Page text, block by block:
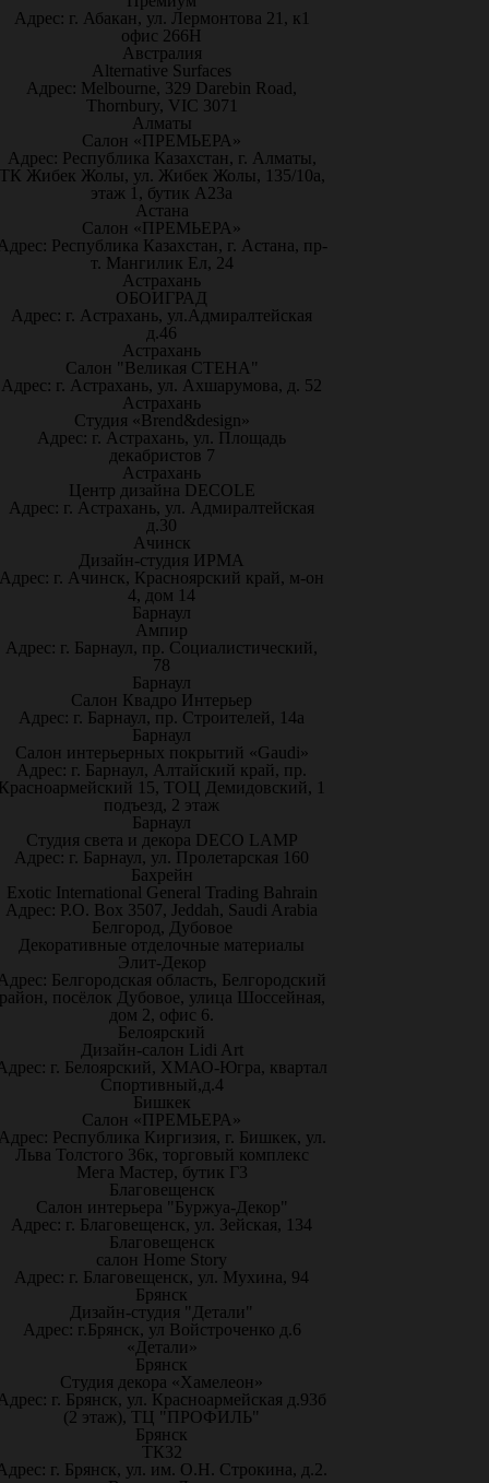
Адрес: г. Абакан, ул. Лермонтова 21, к1
офис 266Н
Австралия
Alternative Surfaces
Адрес: Melbourne, 329 Darebin Road,
Thornbury, VIC 3071
Алматы
Салон «ПРЕМЬЕРА»
Адрес: Республика Казахстан, г. Алматы,
Жибек Жолы, ул. Жибек Жолы, 135/10а,
этаж 1, бутик А23а
Астана
Салон «ПРЕМЬЕРА»
Республика Казахстан, г. Астана, пр-
т. Мангилик Ел, 24
Астрахань
ОБОИГРАД
Адрес: г. Астрахань, ул.Адмиралтейская
д.46
Астрахань
Салон "Великая СТЕНА"
Адрес: г. Астрахань, ул. Ахшарумова, д. 52
Астрахань
Студия «Brend&design»
Адрес: г. Астрахань, ул. Площадь
декабристов 7
Астрахань
Центр дизайна DECOLE
Адрес: г. Астрахань, ул. Адмиралтейская
д.30
Ачинск
Дизайн-студия ИРМА
Адрес: г. Ачинск, Красноярский край, м-он
4, дом 14
Барнаул
Ампир
Адрес: г. Барнаул, пр. Социалистический,
78
Барнаул
Салон Квадро Интерьер
Адрес: г. Барнаул, пр. Строителей, 14а
Барнаул
Салон интерьерных покрытий «Gaudi»
Адрес: г. Барнаул, Алтайский край, пр.
15, ТОЦ Демидовский, 1
подъезд, 2 этаж
Барнаул
Студия света и декора DECO LAMP
Адрес: г. Барнаул, ул. Пролетарская 160
Бахрейн
Exotic International General Trading Bahrain
Адрес: P.O. Box 3507, Jeddah, Saudi Arabia
Белгород, Дубовое
Декоративные отделочные материалы
Элит-Декор
Белгородская область, Белгородский
посёлок Дубовое, улица Шоссейная,
дом 2, офис 6.
Белоярский
Дизайн-салон Lidi Art
г. Белоярский, ХМАО-Югра, квартал
Спортивный,д.4
Бишкек
Салон «ПРЕМЬЕРА»
Республика Киргизия, г. Бишкек, ул.
Льва Толстого 36к, торговый комплекс
Мега Мастер, бутик Г3
Благовещенск
Салон интерьера "Буржуа-Декор"
Адрес: г. Благовещенск, ул. Зейская, 134
Благовещенск
салон Home Story
Адрес: г. Благовещенск, ул. Мухина, 94
Брянск
Дизайн-студия "Детали"
Адрес: г.Брянск, ул Войстроченко д.6
«Детали»
Брянск
Студия декора «Хамелеон»
г. Брянск, ул. Красноармейская д.93б
(2 этаж), ТЦ "ПРОФИЛЬ"
Брянск
ТК32
г. Брянск, ул. им. О.Н. Строкина, д.2.